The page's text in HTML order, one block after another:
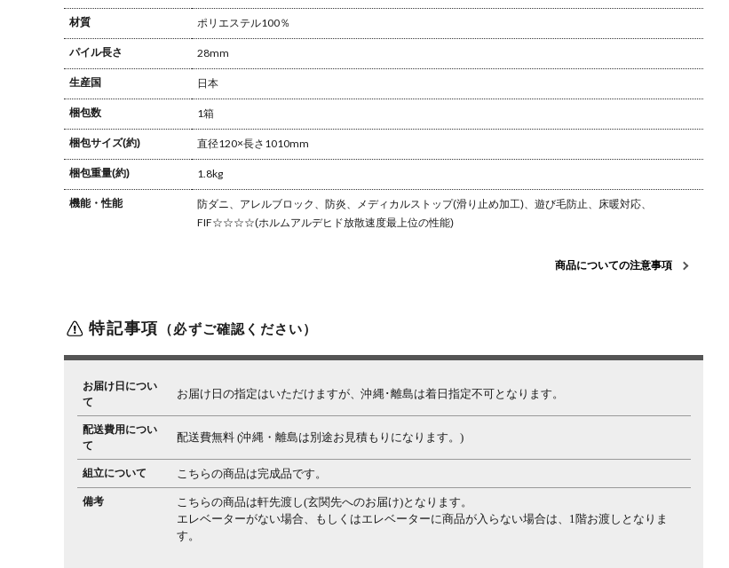
材質 ポリエステル100％
パイル長さ 28mm
生産国 日本
梱包数 1箱
梱包サイズ(約) 直径120×長さ1010mm
梱包重量(約) 1.8kg
機能・性能 防ダニ、アレルブロック、防炎、メディカルストップ(滑り止め加工)、 遊び毛防止、床暖対応、
FIF☆☆☆☆(ホルムアルデヒド放散速度最上位の性能)
商品についての注意事項
特記事項 （必ずご確認ください）
お届け日につい
て
お届け日の指定はいただけますが、沖縄･離島は着日指定不可となります。
配送費用につい
て
配送費無料 (沖縄・離島は別途お見積もりになります。)
組立について こちらの商品は完成品です。
備考
こちらの商品は軒先渡し(玄関先へのお届け)となります。
エレベーターがない場合、もしくはエレベーターに商品が入らない場合は、1階お渡しとなりま
す。